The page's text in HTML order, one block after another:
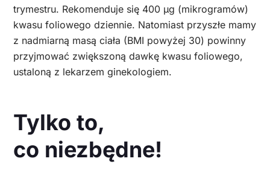
trymestru. Rekomenduje się 400 µg (mikrogramów)
kwasu foliowego dziennie. Natomiast przyszłe mamy
z nadmiarną masą ciała (BMI powyżej 30) powinny
przyjmować zwiększoną dawkę kwasu foliowego,
ustaloną z lekarzem ginekologiem.
Tylko to,
co niezbędne!